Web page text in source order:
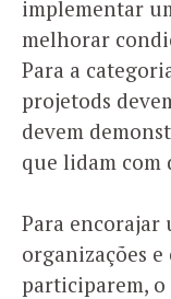
implementar
melhorar
Para a
projetods
devem
que lidam com
Para encorajar
organizações e
participarem, o